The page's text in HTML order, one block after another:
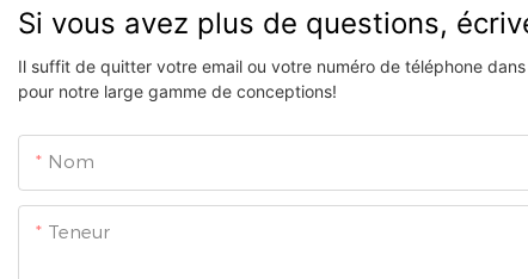
Si vous avez plus de questions,
Il suffit de quitter votre email ou votre numéro de téléphone
pour notre large gamme de conceptions!
Nom
Teneur